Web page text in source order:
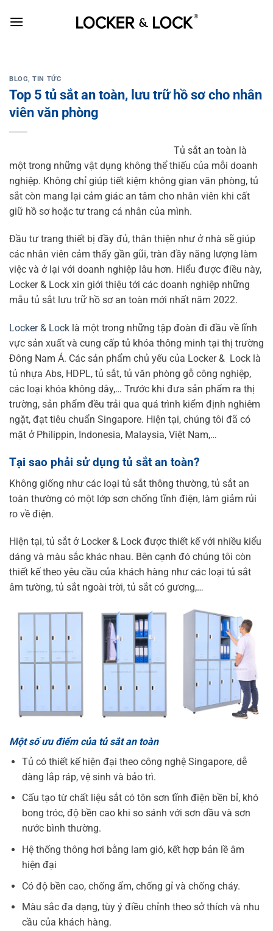
BLOG,TIN TỨC
Top 5 tủ sắt an toàn, lưu trữ hồ sơ cho nhân
viên văn phòng
Tủ sắt an toàn là
một trong những vật dụng không thể thiếu của mỗi doanh
nghiệp. Không chỉ giúp tiết kiệm không gian văn phòng, tủ
sắt còn mang lại cảm giác an tâm cho nhân viên khi cất
giữ hồ sơ hoặc tư trang cá nhân của mình.
Đầu tư trang thiết bị đầy đủ, thân thiện như ở nhà sẽ giúp
các nhân viên cảm thấy gần gũi, tràn đầy năng lượng làm
việc và ở lại với doanh nghiệp lâu hơn. Hiểu được điều này,
Locker & Lock xin giới thiệu tới các doanh nghiệp những
mẫu tủ sắt lưu trữ hồ sơ an toàn mới nhất năm 2022.
Locker & Lock là một trong những tập đoàn đi đầu về lĩnh
vực sản xuất và cung cấp tủ khóa thông minh tại thị trường
Đông Nam Á. Các sản phẩm chủ yếu của Locker & Lock là
tủ nhựa Abs, HDPL, tủ sắt, tủ văn phòng gỗ công nghiệp,
các loại khóa không dây,… Trước khi đưa sản phẩm ra thị
trường, sản phẩm đều trải qua quá trình kiểm định nghiêm
ngặt, đạt tiêu chuẩn Singapore. Hiện tại, chúng tôi đã có
mặt ở Philippin, Indonesia, Malaysia, Việt Nam,…
Tại sao phải sử dụng tủ sắt an toàn?
Không giống như các loại tủ sắt thông thường, tủ sắt an
toàn thường có một lớp sơn chống tĩnh điện, làm giảm rủi
ro về điện.
Hiện tại, tủ sắt ở Locker & Lock được thiết kế với nhiều kiểu
dáng và màu sắc khác nhau. Bên cạnh đó chúng tôi còn
thiết kế theo yêu cầu của khách hàng như các loại tủ sắt
âm tường, tủ sắt ngoài trời, tủ sắt có gương,…
Một số ưu điểm của tủ sắt an toàn
Tủ có thiết kế hiện đại theo công nghệ Singapore, dễ
dàng lắp ráp, vệ sinh và bảo trì.
Cấu tạo từ chất liệu sắt có tôn sơn tĩnh điện bền bỉ, khó
bong tróc, độ bền cao khi so sánh với sơn dầu và sơn
nước bình thường.
Hệ thống thông hơi bằng lam gió, kết hợp bản lề âm
hiện đại
Có độ bền cao, chống ẩm, chống gỉ và chống cháy.
Màu sắc đa dạng, tùy ý điều chỉnh theo sở thích và nhu
cầu của khách hàng.